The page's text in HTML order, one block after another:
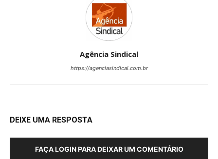
Agência Sindical
https://agenciasindical.com.br
DEIXE UMA RESPOSTA
FAÇA LOGIN PARA DEIXAR UM COMENTÁRIO